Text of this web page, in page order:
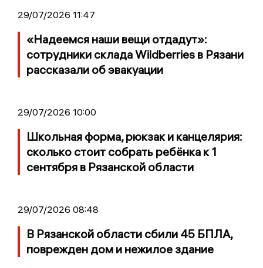
29/07/2026 11:47
«Надеемся наши вещи отдадут»:
сотрудники склада Wildberries в Рязани
рассказали об эвакуации
29/07/2026 10:00
Школьная форма, рюкзак и канцелярия:
сколько стоит собрать ребёнка к 1
сентября в Рязанской области
29/07/2026 08:48
В Рязанской области сбили 45 БПЛА,
поврежден дом и нежилое здание